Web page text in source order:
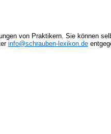
von Praktikern. Sie können
info@schrauben-lexikon.de